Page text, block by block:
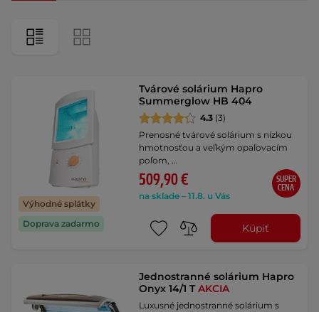
Výhodné splátky
Doprava zadarmo
Tvárové solárium Hapro
Summerglow HB 404
4.3 (3)
Prenosné tvárové solárium s nízkou
hmotnosťou a veľkým opaľovacím
poľom, …
509,90 €
na sklade – 11.8. u Vás
SUPER
CENA
Kúpiť
Jednostranné solárium Hapro
Onyx 14/1 TAKCIA
Luxusné jednostranné solárium s